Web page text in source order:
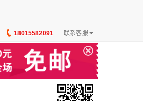
18015582091 联系客服
×